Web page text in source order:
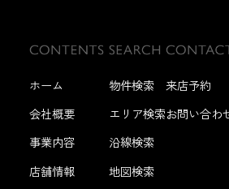
ホーム
会社概要
事業内容
店舗情報
物件検索
エリア検索
沿線検索
地図検索
来店予約
お問い合わ